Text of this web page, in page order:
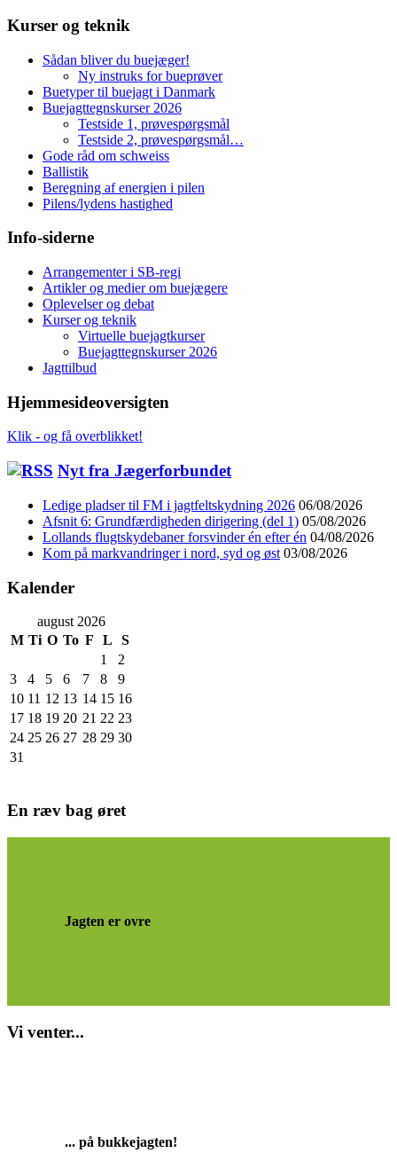
Kurser og teknik
Sådan bliver du buejæger!
Ny instruks for bueprøver
Buetyper til buejagt i Danmark
Buejagttegnskurser 2026
Testside 1, prøvespørgsmål
Testside 2, prøvespørgsmål…
Gode råd om schweiss
Ballistik
Beregning af energien i pilen
Pilens/lydens hastighed
Info-siderne
Arrangementer i SB-regi
Artikler og medier om buejægere
Oplevelser og debat
Kurser og teknik
Virtuelle buejagtkurser
Buejagttegnskurser 2026
Jagttilbud
Hjemmesideoversigten
Klik - og få overblikket!
Nyt fra Jægerforbundet
Ledige pladser til FM i jagtfeltskydning 2026 06/08/2026
Afsnit 6: Grundfærdigheden dirigering (del 1) 05/08/2026
Lollands flugtskydebaner forsvinder én efter én 04/08/2026
Kom på markvandringer i nord, syd og øst 03/08/2026
Kalender
august 2026
M Ti O To F L
S
1
2
3
4 5 6 7 8
9
10 11 12 13 14 15 16
17 18 19 20 21 22 23
24 25 26 27 28 29 30
31
En ræv bag øret
Jagten er ovre
Vi venter...
... på bukkejagten!